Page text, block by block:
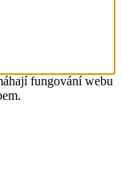
fungování webu